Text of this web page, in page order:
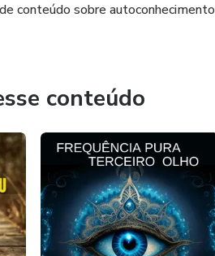
conteúdo sobre autoconhecimento
conteúdo